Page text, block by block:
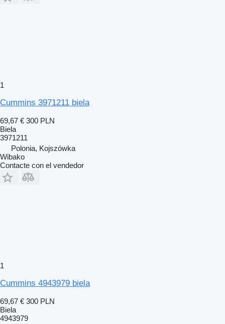
1
Cummins 3971211 biela
69,67 € 300 PLN
Biela
3971211
Polonia, Kojszówka
Wibako
Contacte con el vendedor
1
Cummins 4943979 biela
69,67 € 300 PLN
Biela
4943979